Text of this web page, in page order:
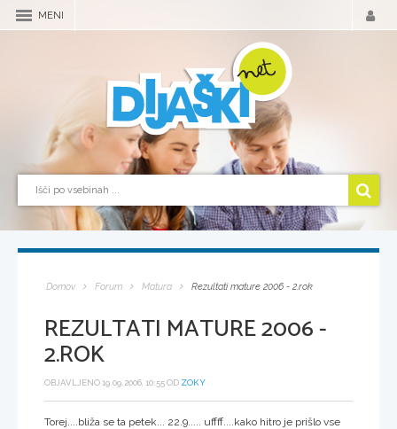
MENI
Domov Forum Matura Rezultati mature 2006 - 2.rok
REZULTATI MATURE 2006 -
2.ROK
OBJAVLJENO 19.09.2006, 10:55 OD ZOKY
Torej....bliža se ta petek... 22.9..... uffff....kako hitro je prišlo vse